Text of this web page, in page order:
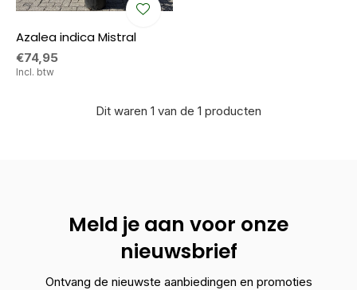
Azalea indica Mistral
€74,95
Incl. btw
Dit waren 1 van de 1 producten
Meld je aan voor onze
nieuwsbrief
Ontvang de nieuwste aanbiedingen en promoties